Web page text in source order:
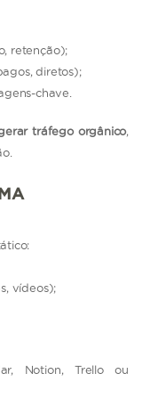
retenção);
diretos);
chave.
tráfego orgânico,
vídeos);
Notion, Trello ou